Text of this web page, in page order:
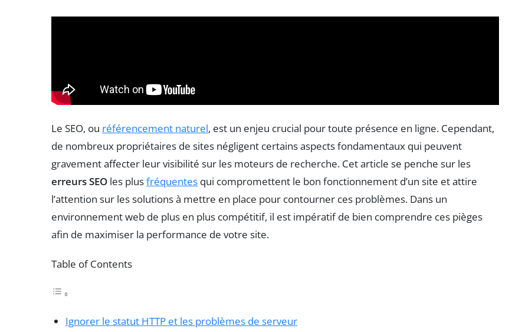
Le SEO, ou référencement naturel, est un enjeu crucial pour toute présence en ligne. Cependant,
de nombreux propriétaires de sites négligent certains aspects fondamentaux qui peuvent
gravement affecter leur visibilité sur les moteurs de recherche. Cet article se penche sur les
erreurs SEO les plusfréquentes qui compromettent le bon fonctionnement d’un site et attire
l’attention sur les solutions à mettre en place pour contourner ces problèmes. Dans un
environnement web de plus en plus compétitif, il est impératif de bien comprendre ces pièges
afin de maximiser la performance de votre site.
Table of Contents
Ignorer le statut HTTP et les problèmes de serveur